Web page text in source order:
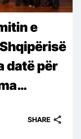
e
datë për
SHARE